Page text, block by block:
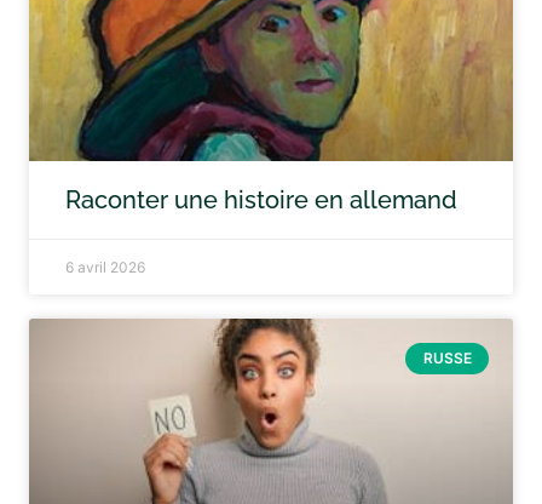
Raconter une histoire en allemand
6 avril 2026
RUSSE